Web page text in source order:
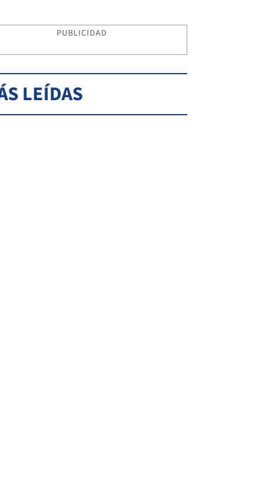
PUBLICIDAD
LEÍDAS